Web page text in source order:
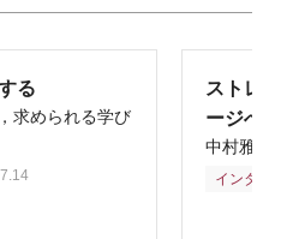
る
求められる学び
ストレ
ージへ
中村雅俊
インタビ